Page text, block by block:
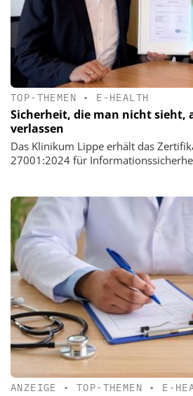
TOP-THEMEN • E-HEALTH
Sicherheit, die man nicht sieht,
verlassen
Das Klinikum Lippe erhält das
27001:2024 für
ANZEIGE •TOP-THEMEN • E-